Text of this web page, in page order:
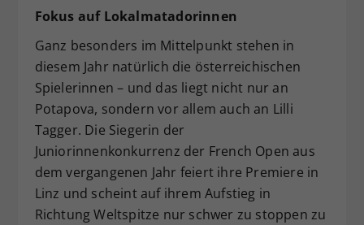
Fokus auf Lokalmatadorinnen
Ganz besonders im Mittelpunkt stehen in
diesem Jahr natürlich die österreichischen
Spielerinnen – und das liegt nicht nur an
Potapova, sondern vor allem auch an Lilli
Tagger. Die Siegerin der
Juniorinnenkonkurrenz der French Open aus
dem vergangenen Jahr feiert ihre Premiere in
Linz und scheint auf ihrem Aufstieg in
Richtung Weltspitze nur schwer zu stoppen zu